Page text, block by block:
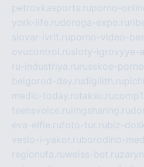
petrovkasports.ruporno-
york-life.rudoroga-expo.ru
slovar-ivrit.ruporno-video-
ovucontrol.rusloty-igrovyye-
ru-industriya.ru russkoe-
belgorod-day.rudigilith.ru
medic-today.rutaksu.ru
teensvoice.ru imgsharing.ru
eva-elfie.rufoto-tur.rubiz-
veslo-i-yakor.ruborodino-
regionufa.ruweiss-bet.ru